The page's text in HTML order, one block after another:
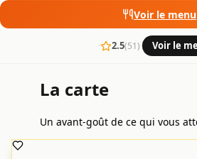
Voir le menu
· 2.5(51)· Voir le
La carte
Un avant-goût de ce qui vous